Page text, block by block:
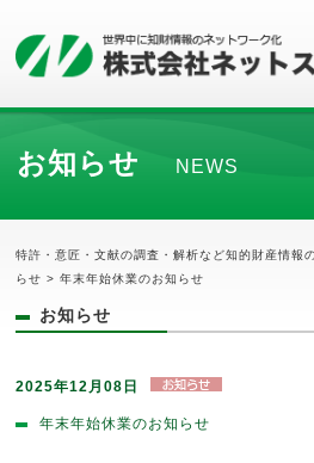
お知らせ NEWS
特許・意匠・文献の調査・解析など知的財産情報
らせ > 年末年始休業のお知らせ
お知らせ
2025年12月08日
年末年始休業のお知らせ